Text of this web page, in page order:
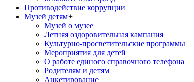
Противодействие коррупции
Музей детям+
Музей о музее
Летняя оздоровительная кампания
Культурно-просветительские программы
Мероприятия для детей
О работе единого справочного телефона
Родителям и детям
Анкетирование